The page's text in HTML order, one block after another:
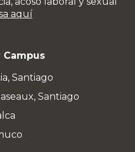
aquí
Campus
Santiago
Santiago